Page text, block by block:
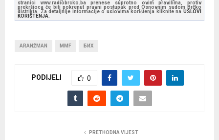
stranici www.radiobrcko.ba prenese suprotno ovim pravilima, protiv
prekršioca će biti pokrenut pravni postupak pred Osnovnim sudom Brčko
distrikta. Za detaljnije informacije o uslovima korištenja kliknite na USLOVI
KORIŠTENJA.
ARANŽMAN MMF БИХ
PODIJELI 0
PRETHODNA VIJEST